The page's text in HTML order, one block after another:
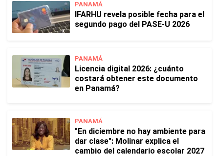
PANAMÁ
IFARHU revela posible fecha para el
segundo pago del PASE-U 2026
PANAMÁ
Licencia digital 2026: ¿cuánto
costará obtener este documento
en Panamá?
PANAMÁ
"En diciembre no hay ambiente para
dar clase": Molinar explica el
cambio del calendario escolar 2027